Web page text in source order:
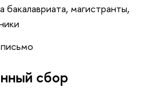
бакалавриата, магистранты,
сбор